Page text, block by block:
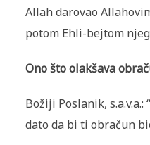
Allah darovao
potom Ehli-bejtom
Ono što olakšava
Božiji Poslanik,
dato da bi ti obračun